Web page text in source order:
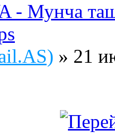
- Мунча
» 21